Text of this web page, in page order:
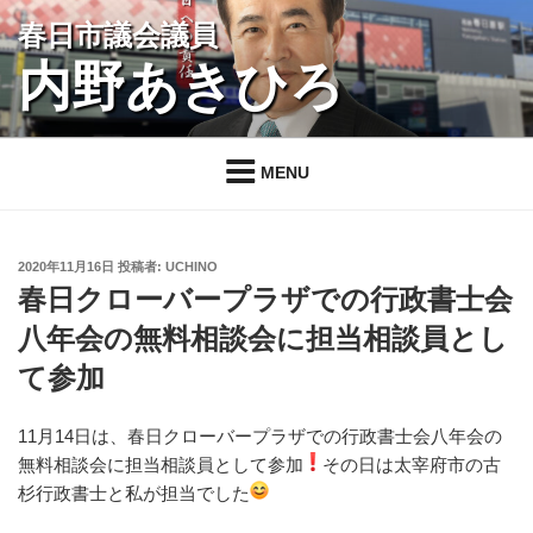
コ
ン
ツ
春日市議会議員
内野あきひろ
MENU
投
稿
日:
2020年11月16日 投稿者: UCHINO
春日クローバープラザでの行政書士会
八年会の無料相談会に担当相談員とし
て参加
11月14日は、春日クローバープラザでの行政書士会八年会の
無料相談会に担当相談員として参加
その日は太宰府市の古
杉行政書士と私が担当でした